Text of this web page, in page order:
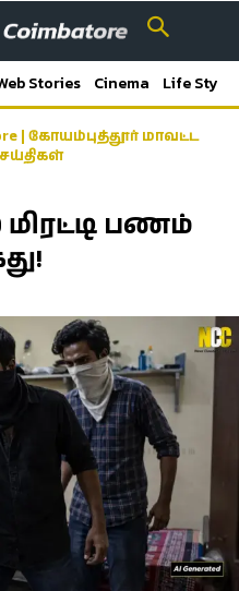
Stories Cinema Life Style
| கோயம்புத்தூர் மாவட்ட
பணம்